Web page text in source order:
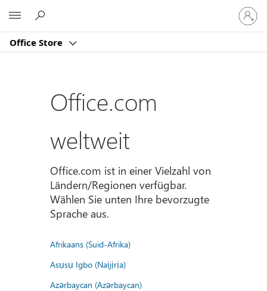
Office Store
Bei
Ihrem
Konto
Office.com
weltweit
Office.com ist in einer Vielzahl von
Ländern/Regionen verfügbar.
Wählen Sie unten Ihre bevorzugte
Sprache aus.
Afrikaans (Suid-Afrika)
Asụsụ Igbo (Naịjịrịa)
Azərbaycan (Azərbaycan)